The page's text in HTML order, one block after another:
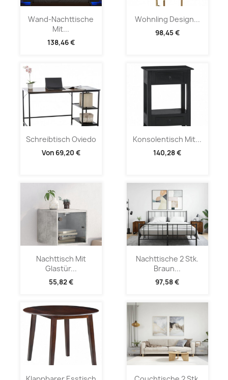
Wand-Nachttische
Mit...
138,46 €
Wohnling Design...
98,45 €
Schreibtisch Oviedo
Von 69,20 €
Konsolentisch Mit...
140,28 €
Nachttisch Mit
Glastür...
55,82 €
Nachttische 2 Stk.
Braun...
97,58 €